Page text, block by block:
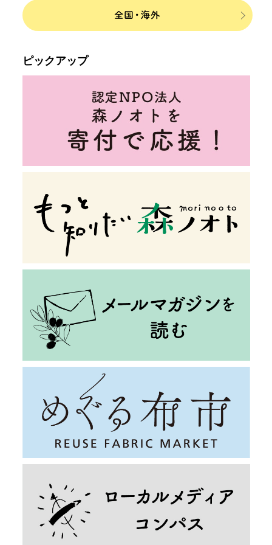
ピックアップ